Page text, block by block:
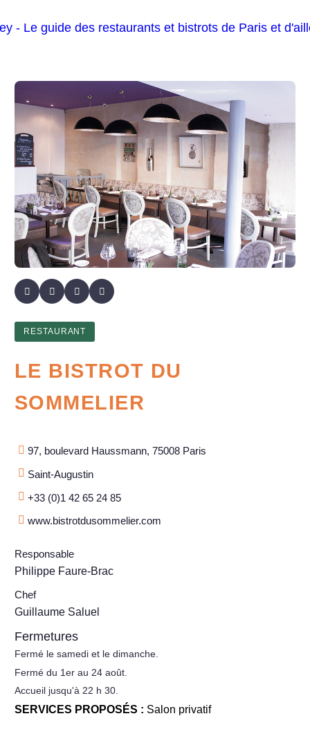
RESTAURANT
LE BISTROT DU
SOMMELIER
97, boulevard Haussmann, 75008 Paris
Saint-Augustin
+33 (0)1 42 65 24 85
www.bistrotdusommelier.com
Responsable
Philippe Faure-Brac
Chef
Guillaume Saluel
Fermetures
Fermé le samedi et le dimanche.
Fermé du 1er au 24 août.
Accueil jusqu'à 22 h 30.
SERVICES PROPOSÉS : Salon privatif